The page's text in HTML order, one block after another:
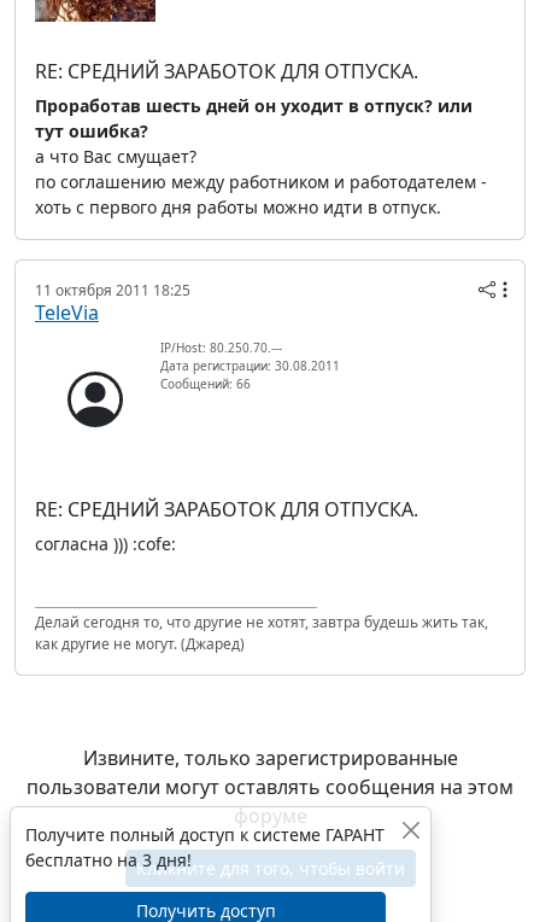
RE: СРЕДНИЙ ЗАРАБОТОК ДЛЯ ОТПУСКА.
Проработав шесть дней он уходит в отпуск? или
тут ошибка?
а что Вас смущает?
по соглашению между работником и работодателем -
хоть с первого дня работы можно идти в отпуск.
11 октября 2011 18:25
TeleVia
IP/Host: 80.250.70.---
Дата регистрации: 30.08.2011
Сообщений: 66
RE: СРЕДНИЙ ЗАРАБОТОК ДЛЯ ОТПУСКА.
согласна ))) :cofe:
Делай сегодня то, что другие не хотят, завтра будешь жить так,
как другие не могут. (Джаред)
Извините, только зарегистрированные
пользователи могут оставлять сообщения на этом
форуме
Кликните для того, чтобы войти
Получите полный доступ к системе ГАРАНТ
бесплатно на 3 дня!
Получить доступ